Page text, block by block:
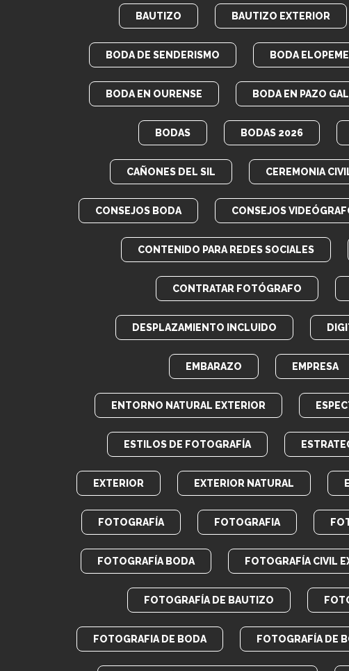
BAUTIZO BAUTIZO EXTERIOR
BODA DE SENDERISMO BODA
BODA EN OURENSE BODA EN PAZO
BODAS BODAS 2026
CAÑONES DEL SIL CEREMONIA
CONSEJOS BODA CONSEJOS
CONTENIDO PARA REDES SOCIALES
CONTRATAR FOTÓGRAFO
DESPLAZAMIENTO INCLUIDO
EMBARAZO EMPRESA
ENTORNO NATURAL EXTERIOR
ESTILOS DE FOTOGRAFÍA
EXTERIOR EXTERIOR NATURAL
FOTOGRAFÍA FOTOGRAFIA
FOTOGRAFÍA BODA FOTOGRAFÍA CIVIL
FOTOGRAFÍA DE BAUTIZO
FOTOGRAFIA DE BODA FOTOGRAFÍA DE